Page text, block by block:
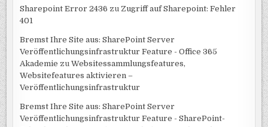
Sharepoint Error 2436 zu Zugriff auf Sharepoint: Fehler
401
Bremst Ihre Site aus: SharePoint Server
Veröffentlichungsinfrastruktur Feature - Office 365
Akademie zuWebsitessammlungsfeatures,
Websitefeatures aktivieren –
Veröffentlichungsinfrastruktur
Bremst Ihre Site aus: SharePoint Server
Veröffentlichungsinfrastruktur Feature - SharePoint-